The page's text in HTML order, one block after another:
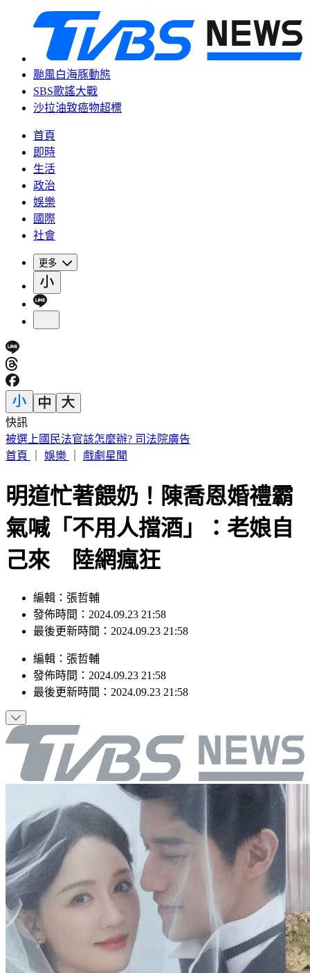
颱風白海豚動態
SBS歌謠大戰
沙拉油致癌物超標
首頁
即時
生活
政治
娛樂
國際
社會
更多
快訊
快訊／財神爺不在家 威力彩頭獎、二獎雙槓龜
首頁
娛樂 戲劇星聞
明道忙著餵奶！陳喬恩婚禮霸
氣喊「不用人擋酒」：老娘自
己來 陸網瘋狂
編輯：張哲輔
發佈時間：2024.09.23 21:58
最後更新時間：2024.09.23 21:58
編輯 ： 張哲輔
發佈時間： 2024.09.23 21:58
最後更新時間： 2024.09.23 21:58